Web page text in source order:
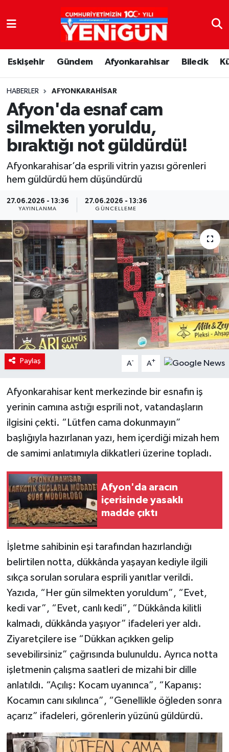
Eskişehir Gündem Afyonkarahisar Bilecik
HABERLER AFYONKARAHISAR
Afyon'da esnaf cam
silmekten yoruldu,
bıraktığı not güldürdü!
Afyonkarahisar’da esprili vitrin yazısı görenleri
hem güldürdü hem düşündürdü
27.06.2026 - 13:36
YAYINLANMA
27.06.2026 - 13:36
GÜNCELLEME
Paylaş A- A+
Afyonkarahisar kent merkezinde bir esnafın iş
yerinin camına astığı esprili not, vatandaşların
ilgisini çekti. “Lütfen cama dokunmayın”
başlığıyla hazırlanan yazı, hem içerdiği mizah hem
de samimi anlatımıyla dikkatleri üzerine topladı.
Afyon'da aracın
içerisinde yasaklı
madde çıktı
İşletme sahibinin eşi tarafından hazırlandığı
belirtilen notta, dükkânda yaşayan kediyle ilgili
sıkça sorulan sorulara esprili yanıtlar verildi.
Yazıda, “Her gün silmekten yoruldum”, “Evet,
kedi var”, “Evet, canlı kedi”, “Dükkânda kilitli
kalmadı, dükkânda yaşıyor” ifadeleri yer aldı.
Ziyaretçilere ise “Dükkan açıkken gelip
sevebilirsiniz” çağrısında bulunuldu. Ayrıca notta
işletmenin çalışma saatleri de mizahi bir dille
anlatıldı. “Açılış: Kocam uyanınca”, “Kapanış:
Kocamın canı sıkılınca”, “Genellikle öğleden sonra
açarız” ifadeleri, görenlerin yüzünü güldürdü.
Nöbetçi Eczaneler
Hava Durumu
Trafik Durumu
Süper Lig Puan Durumu ve Fikstür
Tüm Manşetler
Son Dakika Haberleri
Haber Arşivi